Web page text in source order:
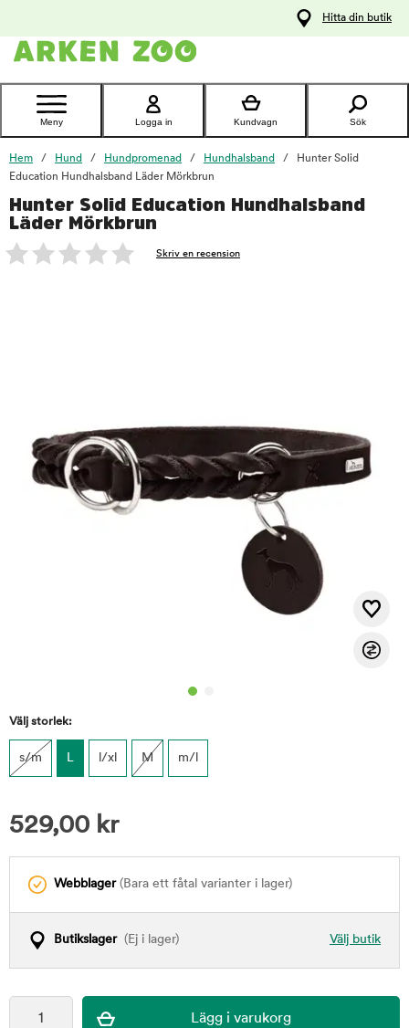
Kontakta
Hitta din butik
Meny Logga in Kundvagn Sök
Hem Hund Hundpromenad Hundhalsband
Hunter Solid
Education Hundhalsband Läder Mörkbrun
Hunter Solid Education Hundhalsband
Läder Mörkbrun
Skriv en recension
Välj storlek:
s/m L l/xl M m/l
529,00 kr
Webblager(Bara ett fåtal varianter i lager)
Välj butik
Butikslager(Ej i lager)
foo